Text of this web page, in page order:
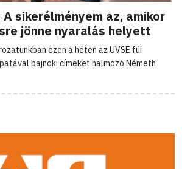
sikerélményem az, amikor
jönne nyaralás helyett
ezen a héten az UVSE fúi
bajnoki címeket halmozó Németh